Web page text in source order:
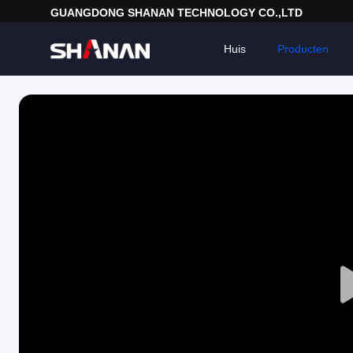
GUANGDONG SHANAN TECHNOLOGY CO.,LTD
Huis Producten